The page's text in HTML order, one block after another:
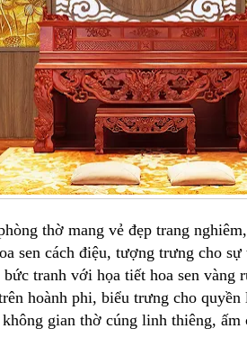
thờ mang vẻ đẹp trang
sen cách điệu, tượng trưng cho
tranh với họa tiết hoa sen vàng
hoành phi, biểu trưng cho
gian thờ cúng linh thiêng, ấm